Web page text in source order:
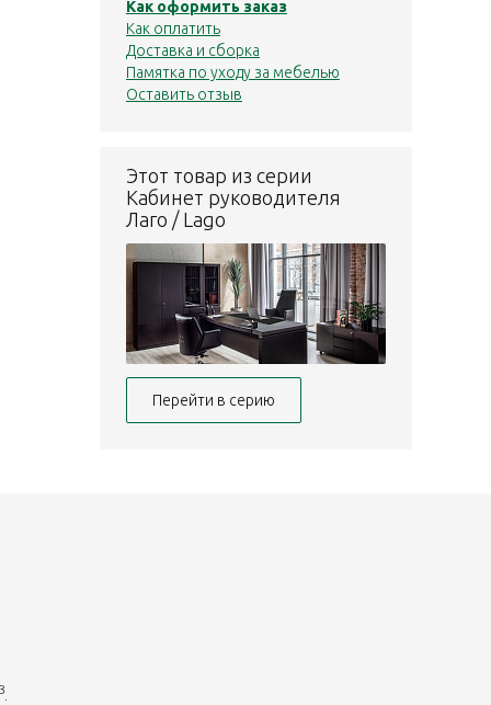
Как оформить заказ
Как оплатить
Доставка и сборка
Памятка по уходу за мебелью
Оставить отзыв
Этот товар из серии
Кабинет руководителя
Лаго / Lago
Перейти в серию